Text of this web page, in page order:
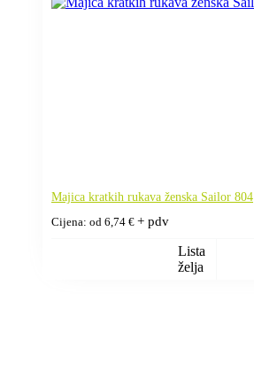
Majica kratkih rukava ženska Sailor 804
Cijena: od 6,74 € + pdv
Lista
želja